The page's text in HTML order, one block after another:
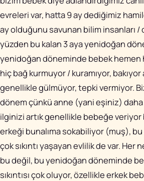
evreleri var, hatta 9 ay dediğimiz
ay olduğunu savunan bilim insanları /
yüzden bu kalan 3 ayayenidoğan
yenidoğan döneminde bebek hemen
hiç bağ kurmuyor / kuramıyor,
genellikle gülmüyor, tepki vermiyor.
dönem çünkü anne (yani eşiniz)
ilginizi artık genellikle bebeğe veriyor
erkeği bunalıma sokabiliyor (muş),
çok sıkıntı yaşayan evlilik de var. Her
bu değil, bu yenidoğan döneminde
sıkıntısı çok oluyor, özellikle erkek